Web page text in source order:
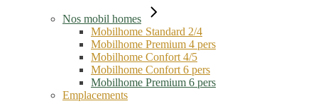
Nos mobil homes
Mobilhome Standard 2/4
Mobilhome Premium 4 pers
Mobilhome Confort 4/5
Mobilhome Confort 6 pers
Mobilhome Premium 6 pers
Emplacements